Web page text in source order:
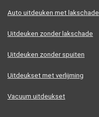
Auto uitdeuken met lakschade
Uitdeuken zonder lakschade
Uitdeuken zonder spuiten
Uitdeukset met verlijming
Vacuum uitdeukset